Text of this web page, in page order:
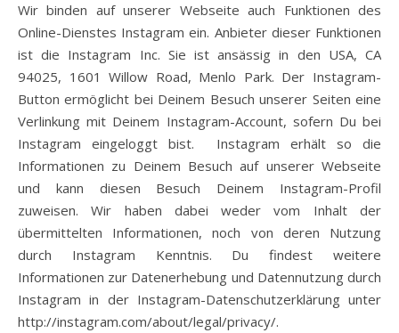
Wir binden auf unserer Webseite auch Funktionen des
Online-Dienstes Instagram ein. Anbieter dieser Funktionen
ist die Instagram Inc. Sie ist ansässig in den USA, CA
94025, 1601 Willow Road, Menlo Park. Der Instagram-
Button ermöglicht bei Deinem Besuch unserer Seiten eine
Verlinkung mit Deinem Instagram-Account, sofern Du bei
Instagram eingeloggt bist. Instagram erhält so die
Informationen zu Deinem Besuch auf unserer Webseite
und kann diesen Besuch Deinem Instagram-Profil
zuweisen. Wir haben dabei weder vom Inhalt der
übermittelten Informationen, noch von deren Nutzung
durch Instagram Kenntnis. Du findest weitere
Informationen zur Datenerhebung und Datennutzung durch
Instagram in der Instagram-Datenschutzerklärung unter
http://instagram.com/about/legal/privacy/.